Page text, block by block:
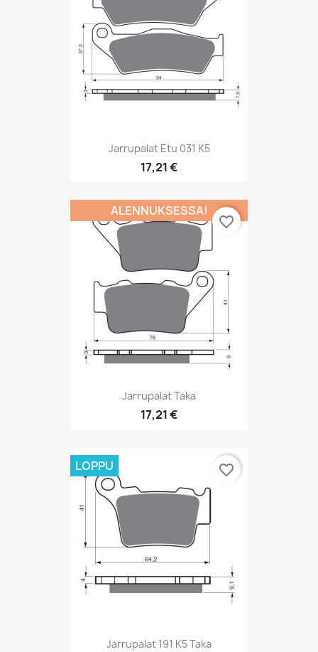
Jarrupalat Etu 031 K5
17,21 €
Jarrupalat Taka
17,21 €
ALENNUKSESSA!
favorite_border
Jarrupalat 191 K5 Taka
LOPPU favorite_border